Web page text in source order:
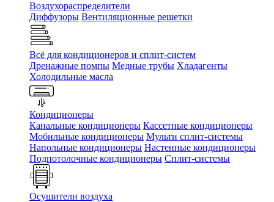
Воздухораспределители
Диффузоры Вентиляционные решетки
Всё для кондиционеров и сплит-систем
Дренажные помпы Медные трубы Хладагенты
Холодильные масла
Кондиционеры
Канальные кондиционеры Кассетные кондиционеры
Мобильные кондиционеры Мульти сплит-системы
Напольные кондиционеры Настенные кондиционеры
Подпотолочные кондиционеры Сплит-системы
Осушители воздуха